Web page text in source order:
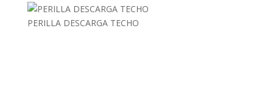
PERILLA DESCARGA TECHO